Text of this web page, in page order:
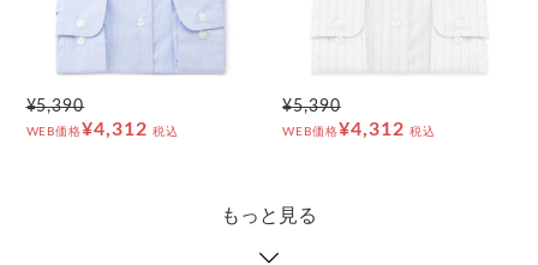
¥5,390
WEB価格¥4,312 税込
¥5,390
WEB価格¥4,312 税込
もっと見る